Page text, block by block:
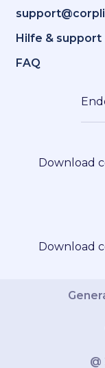
Hilfe & support
FAQ
Download
Download